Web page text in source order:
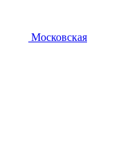
Московская